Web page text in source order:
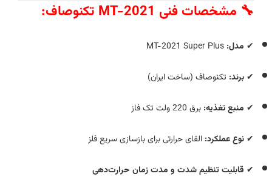
🔧 مشخصات فنی MT-2021 تکنوصاف:
✔ مدل:
✔ برند: تکنوصاف (ساخت ایران)
✔ منبع تغذیه: برق 220 ولت تک‌ فاز
✔ نوع عملکرد: القای حرارتی برای بازسازی سریع فلز
✔ قابلیت تنظیم شدت و مدت زمان حرارت‌دهی